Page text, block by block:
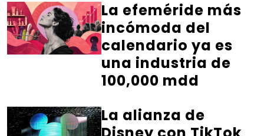
La efeméride más
incómoda del
calendario ya es
una industria de
100,000 mdd
La alianza de